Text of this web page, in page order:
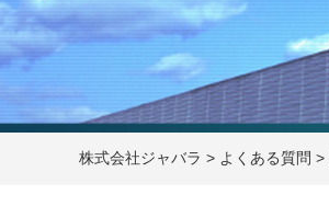
株式会社ジャバラ > よくある質問 >